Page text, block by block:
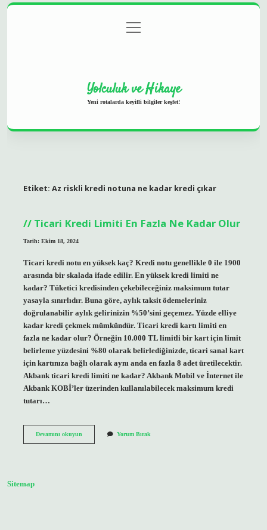
Gizlilik Politikası
menüyü
aç
Yolculuk ve Hikaye
Yeni rotalarda keyifli bilgiler keşfet!
Etiket: Az riskli kredi notuna ne kadar kredi çıkar
Ticari Kredi Limiti En Fazla Ne Kadar Olur
Tarih: Ekim 18, 2024
Ticari kredi notu en yüksek kaç? Kredi notu genellikle 0 ile 1900
arasında bir skalada ifade edilir. En yüksek kredi limiti ne
kadar? Tüketici kredisinden çekebileceğiniz maksimum tutar
yasayla sınırlıdır. Buna göre, aylık taksit ödemeleriniz
doğrulanabilir aylık gelirinizin %50’sini geçemez. Yüzde elliye
kadar kredi çekmek mümkündür. Ticari kredi kartı limiti en
fazla ne kadar olur? Örneğin 10.000 TL limitli bir kart için limit
belirleme yüzdesini %80 olarak belirlediğinizde, ticari sanal kart
için kartınıza bağlı olarak aynı anda en fazla 8 adet üretilecektir.
Akbank ticari kredi limiti ne kadar? Akbank Mobil ve İnternet ile
Akbank KOBİ’ler üzerinden kullanılabilecek maksimum kredi
tutarı…
Devamını okuyunTicari
Yorum Bırak
Sitemap